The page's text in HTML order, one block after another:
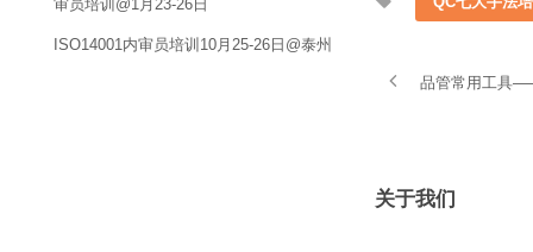
品管常用工具
关于我们
审员培训@1月23-26日
ISO14001内审员培训10月25-26日@泰州